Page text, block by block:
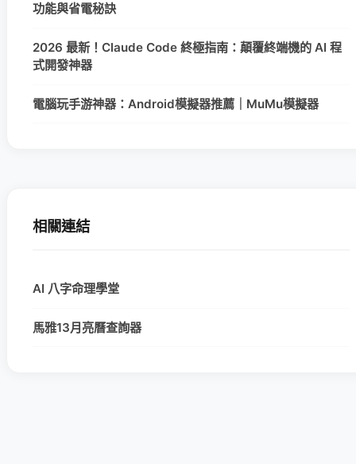
功能與省電秘訣
2026 最新！Claude Code 終極指南：顛覆終端機的 AI 程
式開發神器
電腦玩手游神器：Android模擬器推薦｜MuMu模擬器
相關連結
AI 八字命理學堂
馬雅13月亮曆查詢器